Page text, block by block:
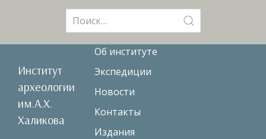
Институт
археологии
им.А.Х.
Халикова
Об институте
Экспедиции
Новости
Контакты
Издания